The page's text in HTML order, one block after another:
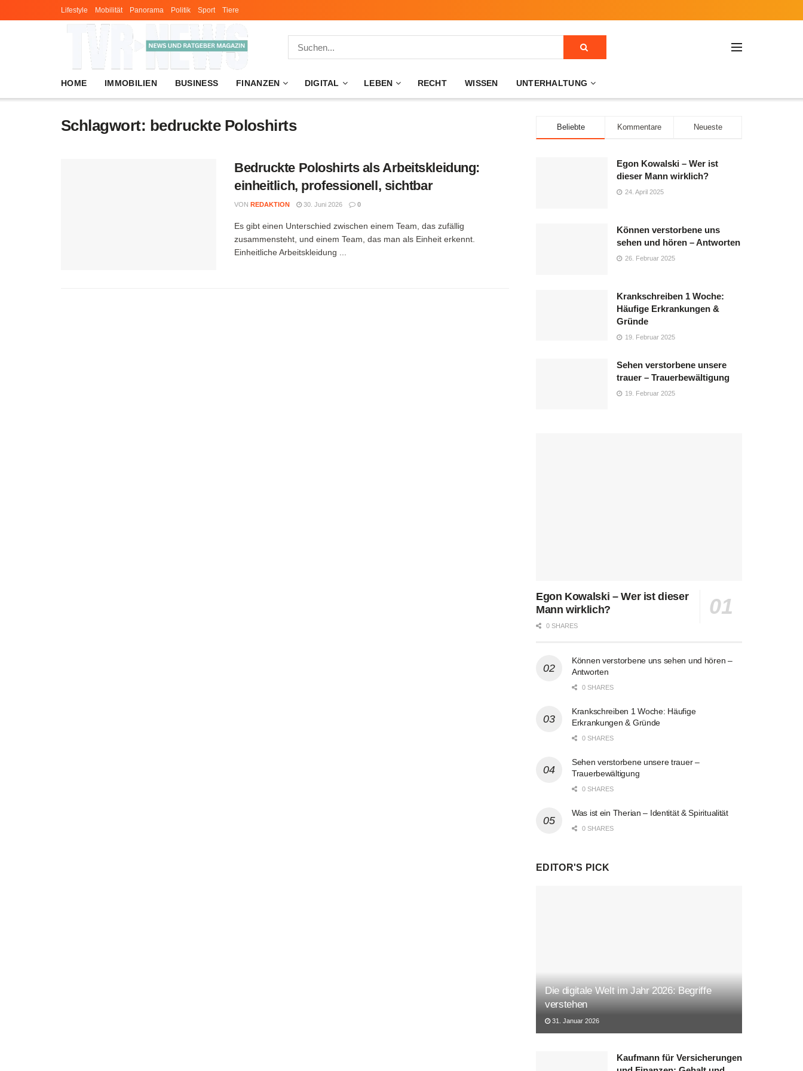
Lifestyle Mobilität Panorama Politik Sport Tiere
HOME IMMOBILIEN BUSINESS FINANZEN DIGITAL LEBEN RECHT WISSEN UNTERHALTUNG
Schlagwort: bedruckte Poloshirts
Bedruckte Poloshirts als Arbeitskleidung:
einheitlich, professionell, sichtbar
VON REDAKTION 30. Juni 2026 0
Es gibt einen Unterschied zwischen einem Team, das zufällig
zusammensteht, und einem Team, das man als Einheit erkennt.
Einheitliche Arbeitskleidung ...
Beliebte Kommentare Neueste
Egon Kowalski – Wer ist
dieser Mann wirklich?
24. April 2025
Können verstorbene uns
sehen und hören – Antworten
26. Februar 2025
Krankschreiben 1 Woche:
Häufige Erkrankungen &
Gründe
19. Februar 2025
Sehen verstorbene unsere
trauer – Trauerbewältigung
19. Februar 2025
Egon Kowalski – Wer ist dieser
Mann wirklich?
0 SHARES
Können verstorbene uns sehen und hören –
Antworten
0 SHARES
Krankschreiben 1 Woche: Häufige
Erkrankungen & Gründe
0 SHARES
Sehen verstorbene unsere trauer –
Trauerbewältigung
0 SHARES
Was ist ein Therian – Identität & Spiritualität
0 SHARES
EDITOR'S PICK
Die digitale Welt im Jahr 2026: Begriffe
verstehen
31. Januar 2026
Kaufmann für Versicherungen